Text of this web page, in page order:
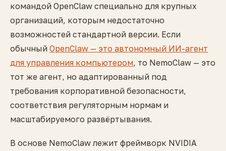
командой OpenClaw специально для крупных
организаций, которым недостаточно
возможностей стандартной версии. Если
обычный OpenClaw — это автономный ИИ-агент
для управления компьютером, то NemoClaw — это
тот же агент, но адаптированный под
требования корпоративной безопасности,
соответствия регуляторным нормам и
масштабируемого развёртывания.
В основе NemoClaw лежит фреймворк NVIDIA